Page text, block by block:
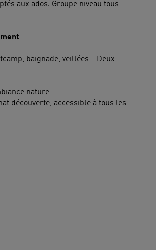
aux ados. Groupe niveau tous
baignade, veillées… Deux
nature
découverte, accessible à tous les